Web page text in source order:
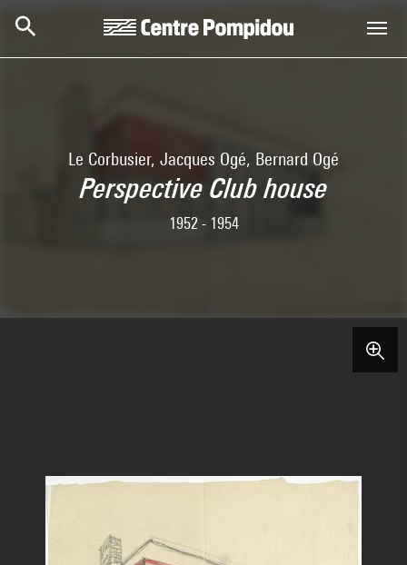
Le Corbusier, Jacques Ogé, Bernard Ogé
Perspective Club house
1952 - 1954